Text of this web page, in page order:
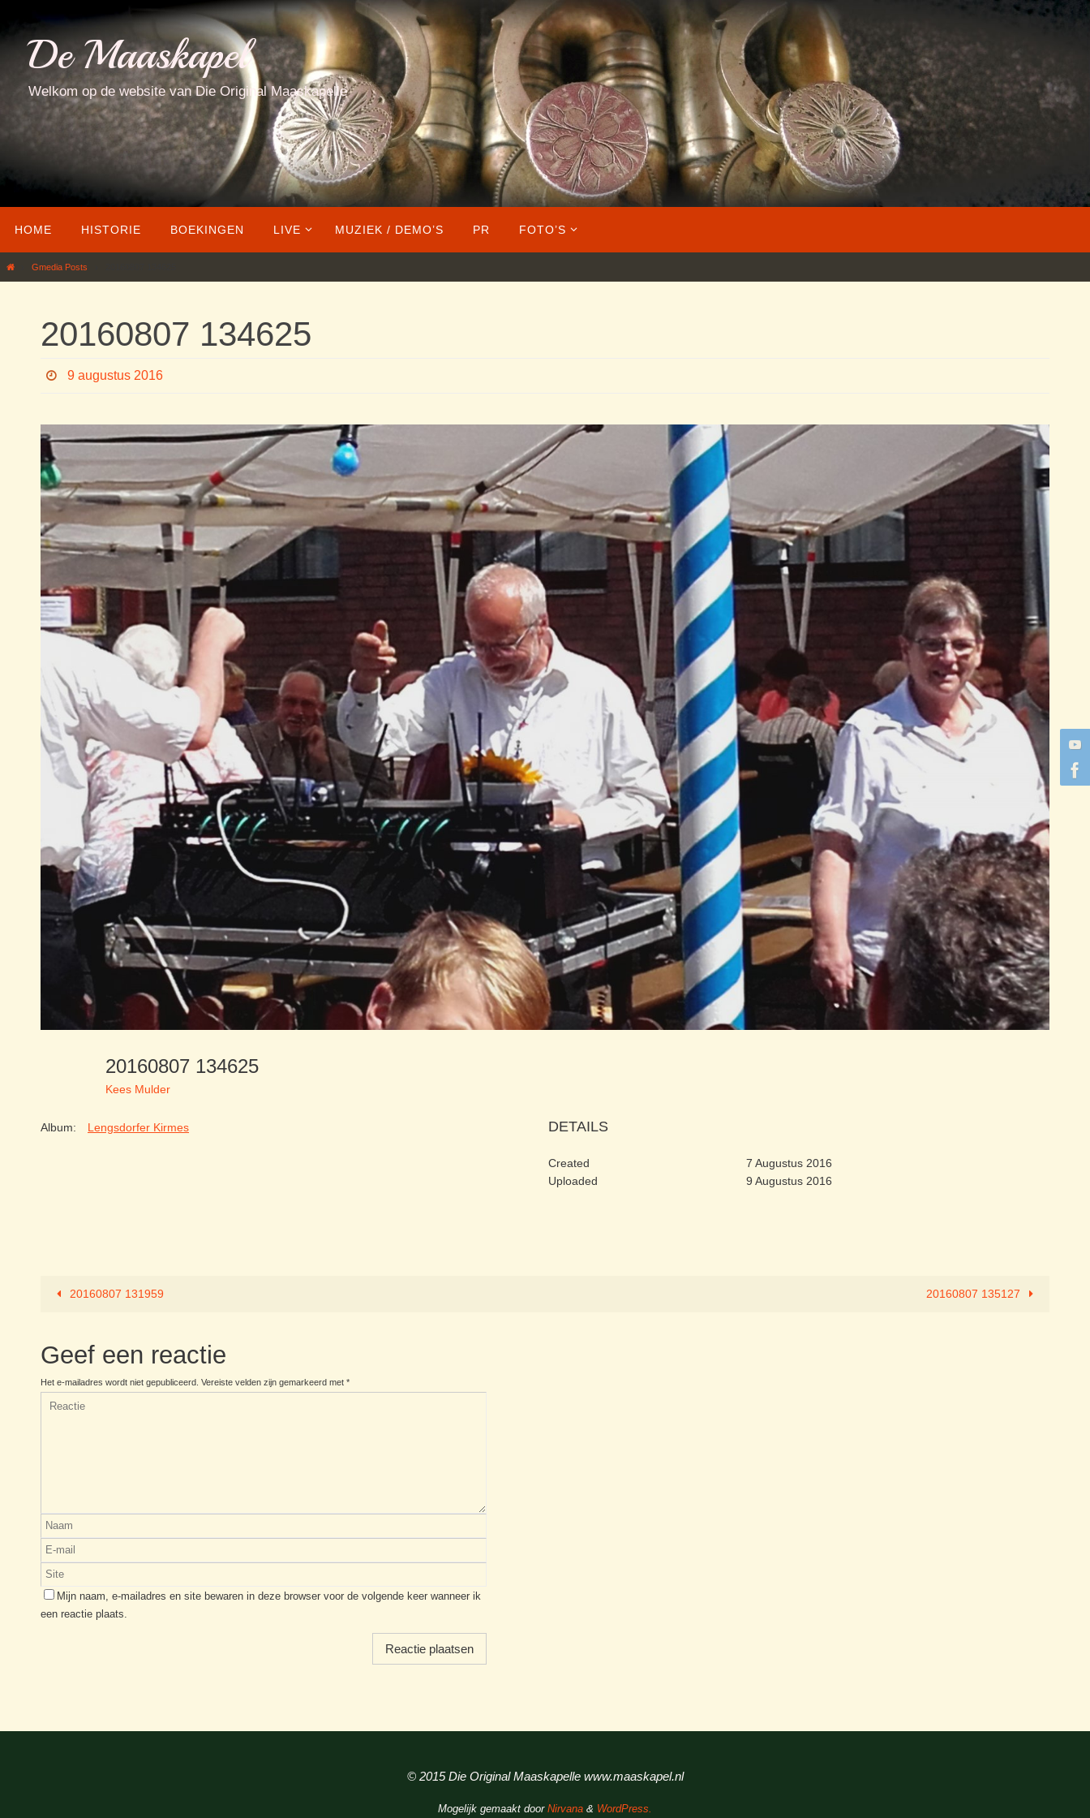
inhoudDe Maaskapel
Welkom op de website van Die Original Maaskapelle
naar
de
HOME HISTORIE BOEKINGEN LIVE MUZIEK / DEMO’S PR FOTO’S
HomeGmedia Posts
20160807 134625
9 augustus 2016
20160807 134625
Kees Mulder
Album: Lengsdorfer Kirmes DETAILS
Created
7 Augustus 2016
Uploaded
9 Augustus 2016
20160807 131959 20160807 135127
Geef een reactie
Het e-mailadres wordt niet gepubliceerd. Vereiste velden zijn gemarkeerd met *
Mijn naam, e-mailadres en site bewaren in deze browser voor de volgende keer wanneer ik
een reactie plaats.
© 2015 Die Original Maaskapelle www.maaskapel.nl
Mogelijk gemaakt door Nirvana & WordPress.